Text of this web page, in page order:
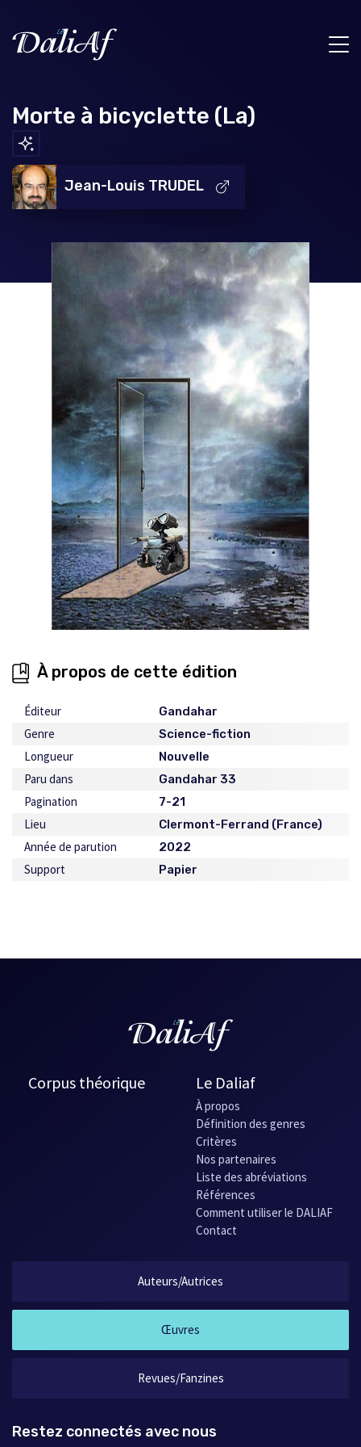
Morte à bicyclette (La)
Jean-Louis TRUDEL
À propos de cette édition
Éditeur Gandahar
Genre Science-fiction
Longueur Nouvelle
Paru dans Gandahar 33
Pagination 7-21
Lieu Clermont-Ferrand (France)
Année de parution 2022
Support Papier
Corpus théorique Le Daliaf
À propos
Définition des genres
Critères
Nos partenaires
Liste des abréviations
Références
Comment utiliser le DALIAF
Contact
Auteurs/Autrices
Œuvres
Revues/Fanzines
Restez connectés avec nous